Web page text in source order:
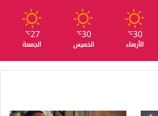
30
℃
الأربعاء
30
℃
الخميس
27
℃
الجمعة